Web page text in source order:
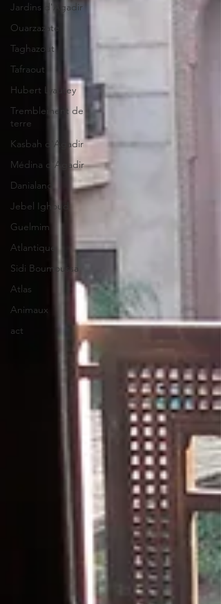
Jardins d'Agadir
Ouarzazate
Taghazout
Tafraout
Hubert Lyautey
Tremblement de
terre
Kasbah d'Agadir
Médina d'Agadir
Danialand
Jebel Ighoud
Guelmim
Atlantique
Sidi Boumoussa
Atlas
Animaux
act